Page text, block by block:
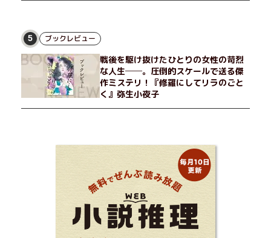
5 ブックレビュー
戦後を駆け抜けたひとりの女性の苛烈
な人生──。圧倒的スケールで送る傑
作ミステリ！『修羅にしてリラのごと
く』弥生小夜子